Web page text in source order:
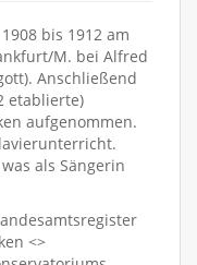
bis 1912 am
M. bei Alfred
Anschließend
etablierte)
aufgenommen.
als Sängerin
<>